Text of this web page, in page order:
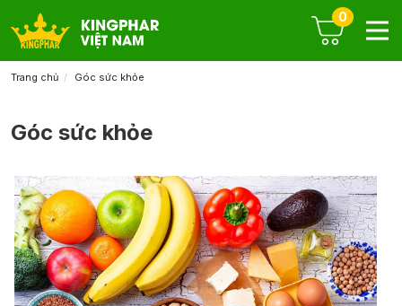
0
Trang chủ Góc sức khỏe
Góc sức khỏe